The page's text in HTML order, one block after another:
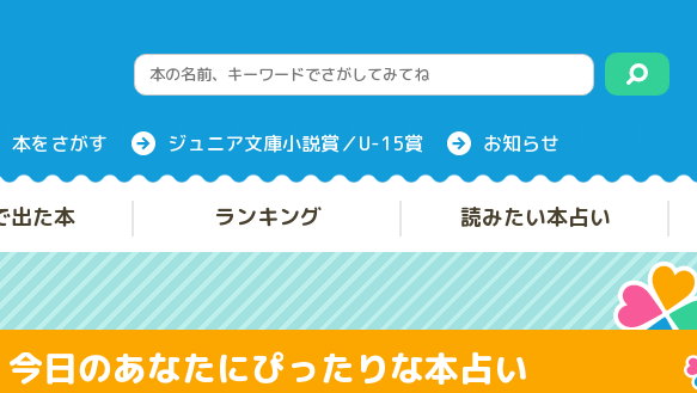
本をさがす ジュニア文庫小説賞／U-15賞 お知らせ
出た本 ランキング 読みたい本占い
今日のあなたにぴったりな本占い